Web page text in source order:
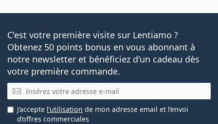
C'est votre première visite sur Lentiamo ?
Obtenez 50 points bonus en vous abonnant à
notre newsletter et bénéficiez d'un cadeau dès
votre première commande.
E-mail
J’accepte l’utilisation de mon adresse email et l’envoi
d’offres commerciales